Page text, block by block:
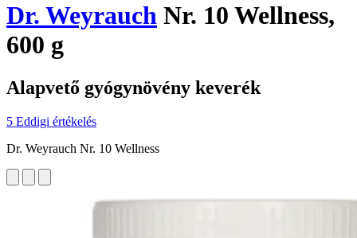
Dr. Weyrauch Nr. 10 Wellness,
600 g
Alapvető gyógynövény keverék
5 Eddigi értékelés
Dr. Weyrauch Nr. 10 Wellness